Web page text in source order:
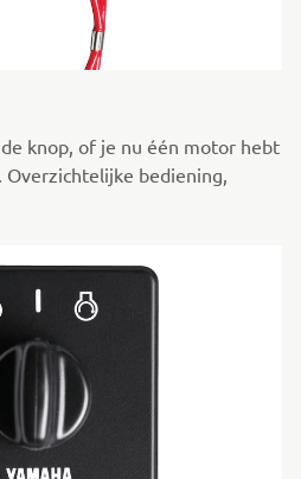
knop, of je nu één motor hebt
Overzichtelijke bediening,